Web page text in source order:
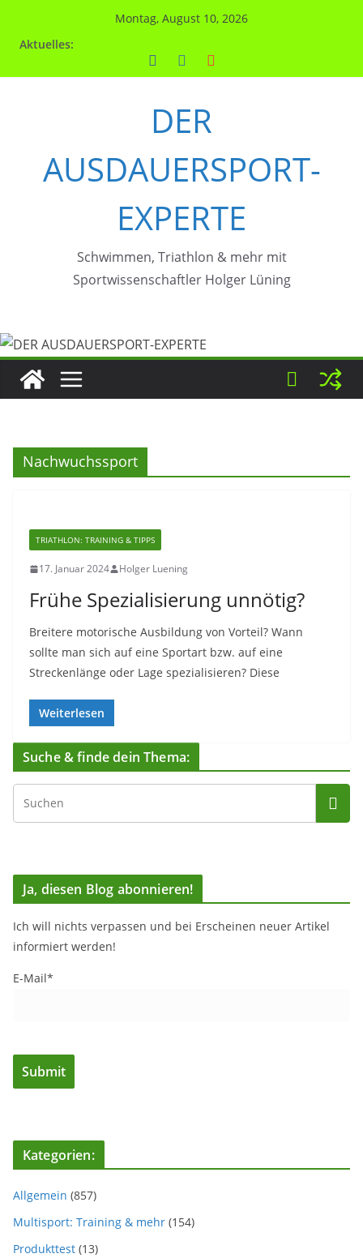
Montag, August 10, 2026
Aktuelles:
DER
AUSDAUERSPORT-
EXPERTE
Schwimmen, Triathlon & mehr mit
Sportwissenschaftler Holger Lüning
Nachwuchssport
TRIATHLON: TRAINING & TIPPS
17. Januar 2024 Holger Luening
Frühe Spezialisierung unnötig?
Breitere motorische Ausbildung von Vorteil? Wann
sollte man sich auf eine Sportart bzw. auf eine
Streckenlänge oder Lage spezialisieren? Diese
Weiterlesen
Suche & finde dein Thema:
Ja, diesen Blog abonnieren!
Ich will nichts verpassen und bei Erscheinen neuer Artikel
informiert werden!
E-Mail*
Kategorien:
Allgemein (857)
Multisport: Training & mehr (154)
Produkttest (13)